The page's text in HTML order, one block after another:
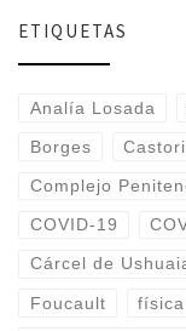
ETIQUETAS
Analía Losada
Borges
Complejo
COVID-19
Cárcel de
Foucault